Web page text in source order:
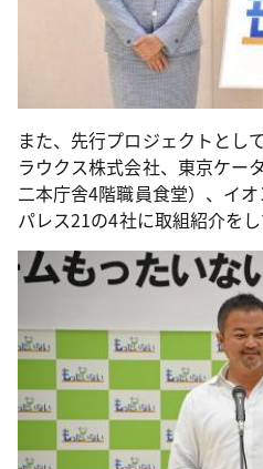
また、先行プロジェクトとし
ラウクス株式会社、東京ケー
二本庁舎4階職員食堂）、イ
パレス21の4社に取組紹介をし